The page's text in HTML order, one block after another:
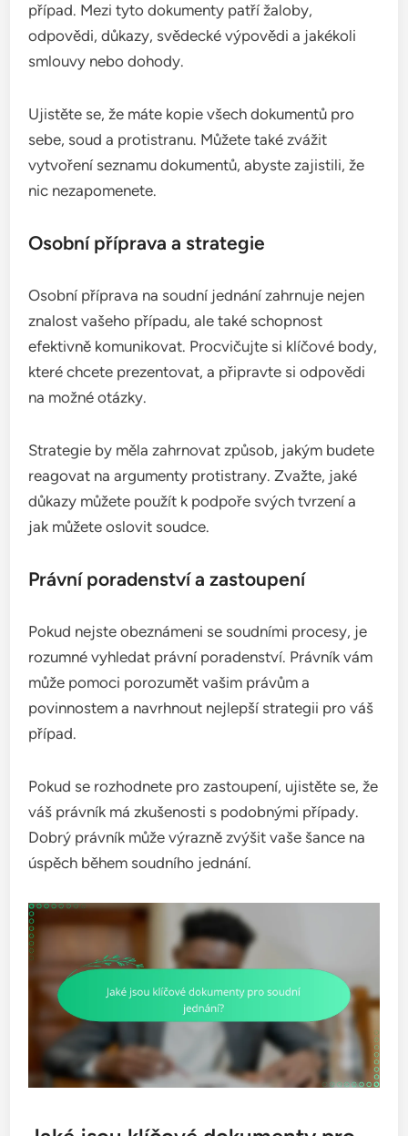
případ. Mezi tyto dokumenty patří žaloby,
odpovědi, důkazy, svědecké výpovědi a jakékoli
smlouvy nebo dohody.
Ujistěte se, že máte kopie všech dokumentů pro
sebe, soud a protistranu. Můžete také zvážit
vytvoření seznamu dokumentů, abyste zajistili, že
nic nezapomenete.
Osobní příprava a strategie
Osobní příprava na soudní jednání zahrnuje nejen
znalost vašeho případu, ale také schopnost
efektivně komunikovat. Procvičujte si klíčové body,
které chcete prezentovat, a připravte si odpovědi
na možné otázky.
Strategie by měla zahrnovat způsob, jakým budete
reagovat na argumenty protistrany. Zvažte, jaké
důkazy můžete použít k podpoře svých tvrzení a
jak můžete oslovit soudce.
Právní poradenství a zastoupení
Pokud nejste obeznámeni se soudními procesy, je
rozumné vyhledat právní poradenství. Právník vám
může pomoci porozumět vašim právům a
povinnostem a navrhnout nejlepší strategii pro váš
případ.
Pokud se rozhodnete pro zastoupení, ujistěte se, že
váš právník má zkušenosti s podobnými případy.
Dobrý právník může výrazně zvýšit vaše šance na
úspěch během soudního jednání.